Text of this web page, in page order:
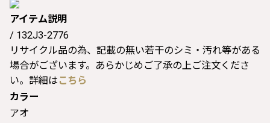
アイテム説明
/ 132J3-2776
リサイクル品の為、記載の無い若干のシミ・汚れ等がある
場合がございます。あらかじめご了承の上ご注文くださ
い。詳細は こちら
カラー
アオ